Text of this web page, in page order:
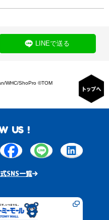
LINEで送る
WHC/ShoPro ©TOM
US !
SNS一覧